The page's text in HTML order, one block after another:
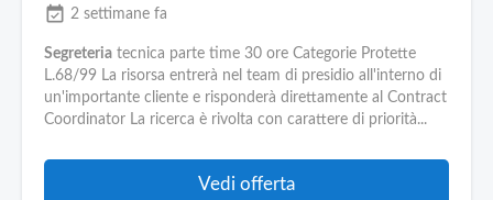
event_available 2 settimane fa
Segreteria tecnica parte time 30 ore Categorie Protette
L.68/99 La risorsa entrerà nel team di presidio all'interno di
un'importante cliente e risponderà direttamente al Contract
Coordinator La ricerca è rivolta con carattere di priorità...
Vedi offerta